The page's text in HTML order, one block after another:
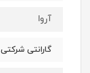
آروا
گارانتی شرکتی